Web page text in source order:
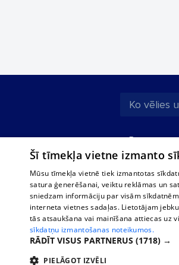
Par mums
Reklāma
Biznesa
Tarifi
Privātuma
Sīkdatņu
Politiskā
Šī tīmekļa vietne izmanto
Mūsu tīmekļa vietnē tiek izmantotas
satura ģenerēšanai, veiktu reklāmas un
sniedzam informāciju par visām
interneta vietnes sadaļas. Lietotājam
tās atsaukšana vai mainīšana attiecas uz
sīkdatņu izmantošanas noteikumos.
RĀDĪT VISUS PARTNERUS (1718) →
PIELĀGOT IZVĒLI